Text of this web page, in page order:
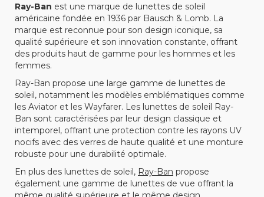
Ray-Ban est une marque de lunettes de soleil
américaine fondée en 1936 par Bausch & Lomb. La
marque est reconnue pour son design iconique, sa
qualité supérieure et son innovation constante, offrant
des produits haut de gamme pour les hommes et les
femmes.
Ray-Ban propose une large gamme de lunettes de
soleil, notamment les modèles emblématiques comme
les Aviator et les Wayfarer. Les lunettes de soleil Ray-
Ban sont caractérisées par leur design classique et
intemporel, offrant une protection contre les rayons UV
nocifs avec des verres de haute qualité et une monture
robuste pour une durabilité optimale.
En plus des lunettes de soleil, Ray-Ban propose
également une gamme de lunettes de vue offrant la